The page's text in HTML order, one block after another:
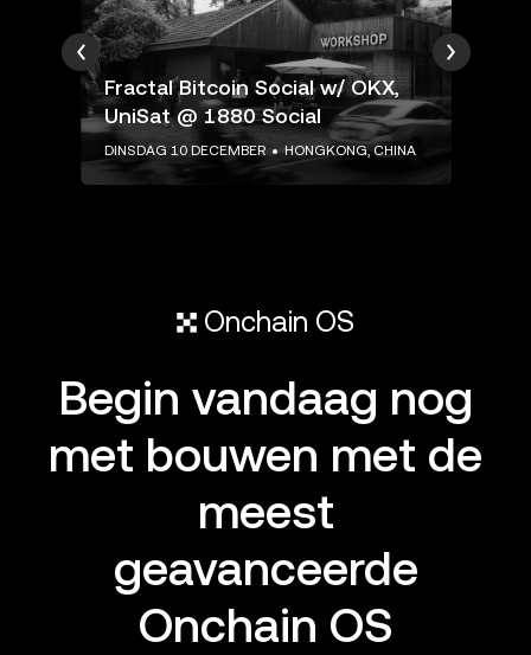
Fractal Bitcoin Social w/ OKX,
UniSat @ 1880 Social
DINSDAG 10 DECEMBER HONGKONG, CHINA
Onchain OS
Begin vandaag nog
met bouwen met de
meest
geavanceerde
Onchain OS